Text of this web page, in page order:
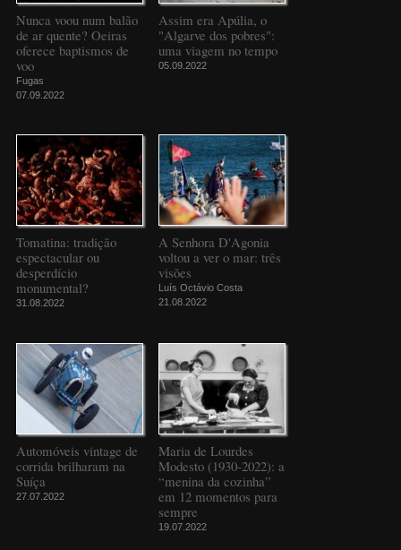
Nunca voou num balão
de ar quente? Oeiras
oferece baptismos de
voo
Fugas
07.09.2022
Assim era Apúlia, o
"Algarve dos pobres":
uma viagem no tempo
05.09.2022
Tomatina: tradição
espectacular ou
desperdício
monumental?
31.08.2022
A Senhora D'Agonia
voltou a ver o mar: três
visões
Luís Octávio Costa
21.08.2022
Automóveis vintage de
corrida brilharam na
Suíça
27.07.2022
Maria de Lourdes
Modesto (1930-2022): a
“menina da cozinha”
em 12 momentos para
sempre
19.07.2022